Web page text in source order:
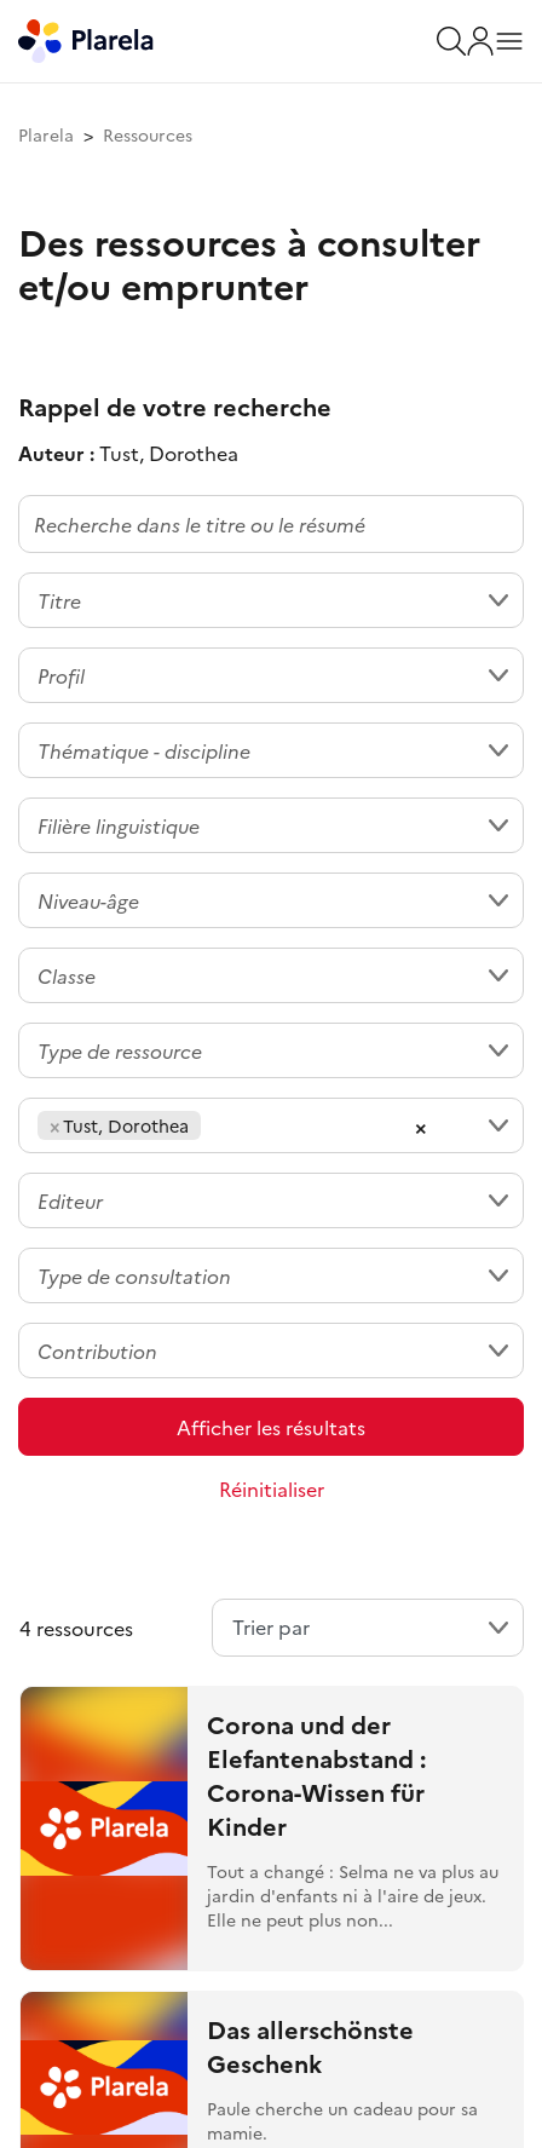
Plarela Ressources
Des ressources à consulter
et/ou emprunter
Rappel de votre recherche
Auteur :Tust, Dorothea
×
×Tust, Dorothea
Afficher les résultats
Réinitialiser
4 ressources
Corona und der
Elefantenabstand :
Corona-Wissen für
Kinder
Tout a changé : Selma ne va plus au
jardin d'enfants ni à l'aire de jeux.
Elle ne peut plus non...
Das allerschönste
Geschenk
Paule cherche un cadeau pour sa
mamie.